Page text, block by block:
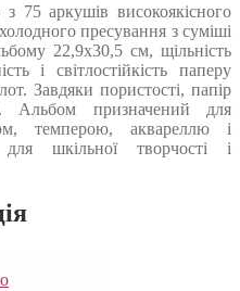
75 аркушів високоякісного
пресування з суміші
22,9х30,5 см, щільність
і світлостійкість паперу
Завдяки пористості, папір
Альбом призначений для
темперою, аквареллю і
шкільної творчості і